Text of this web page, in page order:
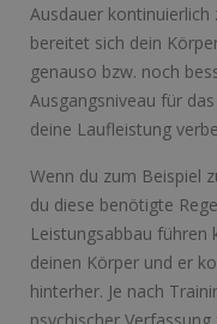
Ausdauer
bereitet sich dein
genauso bzw. noch
Ausgangsniveau für
deine Laufleistung
Wenn du zum Beispiel
du diese benötigte
Leistungsabbau führen
deinen Körper und er
hinterher. Je nach
psychischer